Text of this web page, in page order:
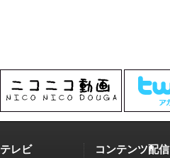
テレビ コンテンツ配信